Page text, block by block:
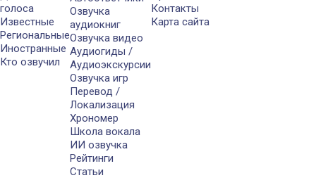
голоса
Известные
Региональные
Иностранные
Кто озвучил
Озвучка
аудиокниг
Озвучка видео
Аудиогиды /
Аудиоэкскурсии
Озвучка игр
Перевод /
Локализация
Хрономер
Школа вокала
ИИ озвучка
Рейтинги
Статьи
Контакты
Карта сайта